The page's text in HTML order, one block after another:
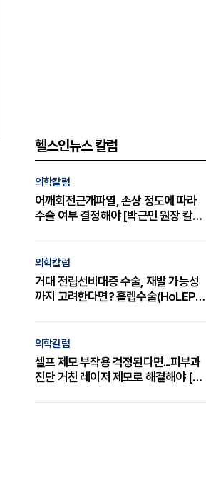
헬스인뉴스 칼럼
의학칼럼
어깨회전근개파열, 손상 정도에 따라
수술 여부 결정해야 [박근민 원장 칼
의학칼럼
거대 전립선비대증 수술, 재발 가능성
까지 고려한다면? 홀렙수술(HoLEP)
의학칼럼
셀프 제모 부작용 걱정된다면...피부과
진단 거친 레이저 제모로 해결해야 [변